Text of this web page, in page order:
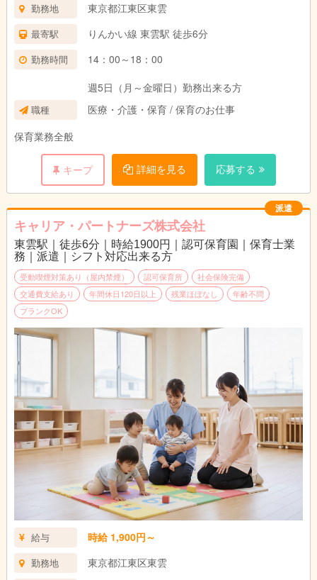
勤務地 東京都江東区東雲
最寄駅 りんかい線 東雲駅 徒歩6分
勤務時間
14：00～18：00
週5日（月～金曜日）勤務出来る方
職種
医療・介護・保育 / 保育のお仕事
保育業務全般
キープ 詳細を見る 応募する
派遣
キャリア・パートナーズ株式会社
東雲駅｜徒歩6分｜時給1900円｜認可保育園｜保育士業
務｜派遣｜シフト対応出来る方
受動喫煙対策あり（屋内禁煙） 認可保育所
社会保険完備
交通費支給あり
年間休日120日以上 残業ほぼなし
年齢不問
ブランクOK
給与 時給 1,900円～
勤務地 東京都江東区東雲